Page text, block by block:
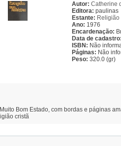
Autor: Catherine
Editora: paulinas
Estante: Religião
Ano: 1976
Encardenação:
Data de
ISBN: Não
Páginas: Não
Peso: 320.0 (gr)
Bom Estado, com bordas e páginas
cristã